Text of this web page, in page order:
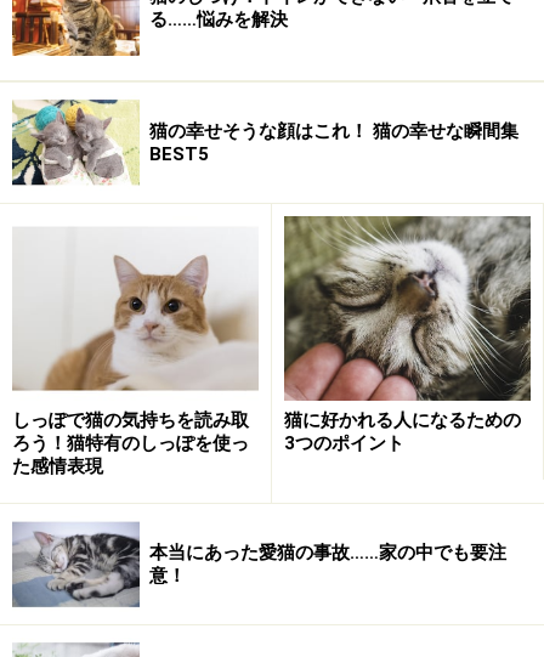
事態にもなりかねません。不安を感じる方は獣医さんに
お願いして、どこまで切れば良いか教えてもらいましょ
う。
次のページで、安全な爪の切り方を紹介します。
次へ >>
※記事内容は執筆時点のものです。最新の内容をご確認くださ
※ペットは、種類や体格（体重、サイズ、成長）などにより個体
差があります。記事内容は全ての個体へ一様に当てはまるわけで
はありません。
る……悩みを解決
猫の幸せそうな顔はこれ！ 猫の幸せな瞬間集
BEST5
しっぽで猫の気持ちを読み取
ろう！猫特有のしっぽを使っ
た感情表現
猫に好かれる人になるための
3つのポイント
本当にあった愛猫の事故……家の中でも要注
意！